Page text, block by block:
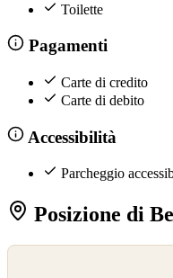
Toilette
Pagamenti
Carte di credito
Carte di debito
Accessibilità
Parcheggio
Posizione di